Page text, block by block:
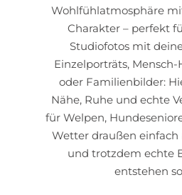
Wohlfühlatmosphäre
Charakter – perfekt
Studiofotos mit
Einzelporträts,
oder Familienbilder:
Nähe, Ruhe und echte
für Welpen,
Wetter draußen
und trotzdem echte
entstehen